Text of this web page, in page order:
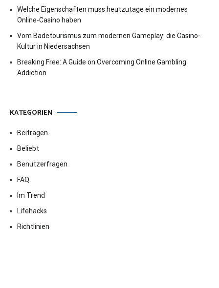
Welche Eigenschaften muss heutzutage ein modernes
Online-Casino haben
Vom Badetourismus zum modernen Gameplay: die Casino-
Kultur in Niedersachsen
Breaking Free: A Guide on Overcoming Online Gambling
Addiction
KATEGORIEN
Beitragen
Beliebt
Benutzerfragen
FAQ
Im Trend
Lifehacks
Richtlinien